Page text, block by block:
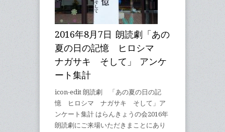
2016年8月7日 朗読劇「あの
夏の日の記憶 ヒロシマ
ナガサキ そして」 アンケ
ート集計
icon-edit 朗読劇 「あの夏の日の記
憶 ヒロシマ ナガサキ そして」ア
ンケート集計 はらんきょうの会2016年
朗読劇にご来場いただきまことにあり